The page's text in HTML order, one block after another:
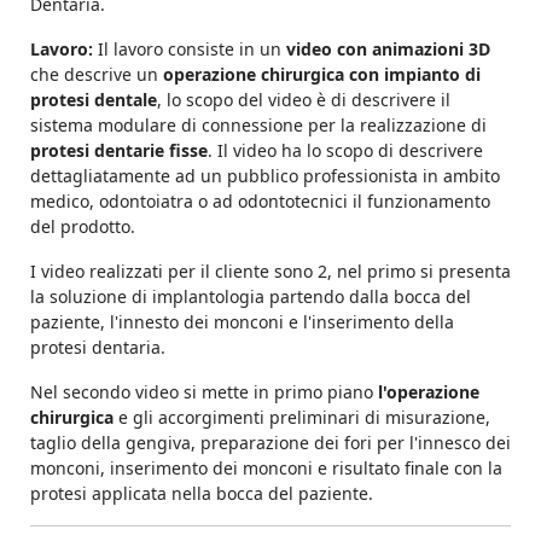
Dentaria.
Lavoro: Il lavoro consiste in un video con animazioni 3D
che descrive un operazione chirurgica con impianto di
protesi dentale, lo scopo del video è di descrivere il
sistema modulare di connessione per la realizzazione di
protesi dentarie fisse. Il video ha lo scopo di descrivere
dettagliatamente ad un pubblico professionista in ambito
medico, odontoiatra o ad odontotecnici il funzionamento
del prodotto.
I video realizzati per il cliente sono 2, nel primo si presenta
la soluzione di implantologia partendo dalla bocca del
paziente, l'innesto dei monconi e l'inserimento della
protesi dentaria.
Nel secondo video si mette in primo piano l'operazione
chirurgica e gli accorgimenti preliminari di misurazione,
taglio della gengiva, preparazione dei fori per l'innesco dei
monconi, inserimento dei monconi e risultato finale con la
protesi applicata nella bocca del paziente.